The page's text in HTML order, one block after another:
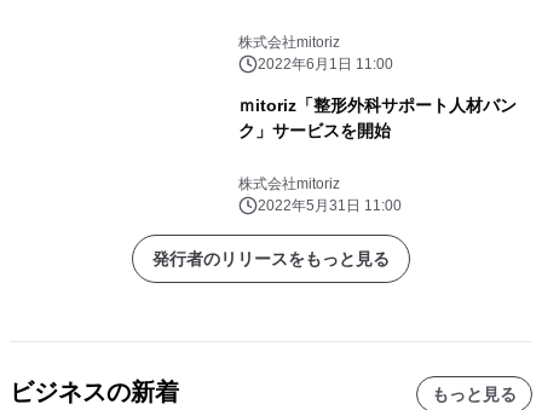
株式会社mitoriz
2022年6月1日 11:00
ｍitoriz「整形外科サポート人材バン
ク」サービスを開始
株式会社mitoriz
2022年5月31日 11:00
発行者のリリースをもっと見る
ビジネスの新着 もっと見る